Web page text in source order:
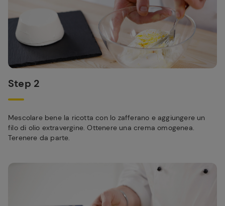
Step 2
Mescolare bene la ricotta con lo zafferano e aggiungere un
filo di olio extravergine. Ottenere una crema omogenea.
Terenere da parte.